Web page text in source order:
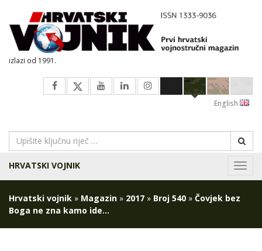
izlazi od 1991.
English
HRVATSKI VOJNIK
Hrvatski vojnik » Magazin » 2017 » Broj 540 » Čovjek bez
Boga ne zna kamo ide…